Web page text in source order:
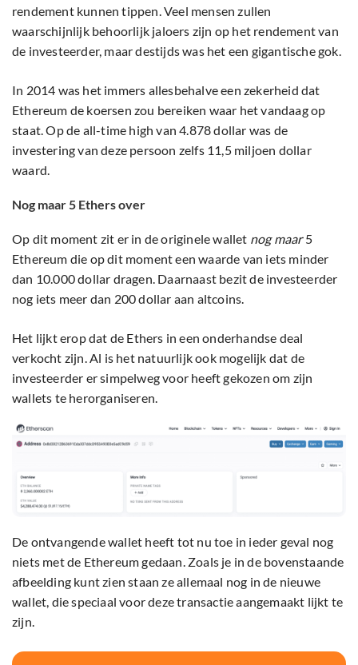
rendement kunnen tippen. Veel mensen zullen
waarschijnlijk behoorlijk jaloers zijn op het rendement van
de investeerder, maar destijds was het een gigantische gok.
In 2014 was het immers allesbehalve een zekerheid dat
Ethereum de koersen zou bereiken waar het vandaag op
staat. Op de all-time high van 4.878 dollar was de
investering van deze persoon zelfs 11,5 miljoen dollar
waard.
Nog maar 5 Ethers over
Op dit moment zit er in de originele wallet nog maar5
Ethereum die op dit moment een waarde van iets minder
dan 10.000 dollar dragen. Daarnaast bezit de investeerder
nog iets meer dan 200 dollar aan altcoins.
Het lijkt erop dat de Ethers in een onderhandse deal
verkocht zijn. Al is het natuurlijk ook mogelijk dat de
investeerder er simpelweg voor heeft gekozen om zijn
wallets te herorganiseren.
De ontvangende wallet heeft tot nu toe in ieder geval nog
niets met de Ethereum gedaan. Zoals je in de bovenstaande
afbeelding kunt zien staan ze allemaal nog in de nieuwe
wallet, die speciaal voor deze transactie aangemaakt lijkt te
zijn.